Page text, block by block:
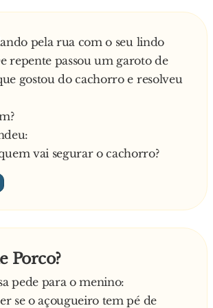
pela rua com o seu lindo
repente passou um garoto de
gostou do cachorro e resolveu
vai segurar o cachorro?
Porco?
pede para o menino:
se o açougueiro tem pé de